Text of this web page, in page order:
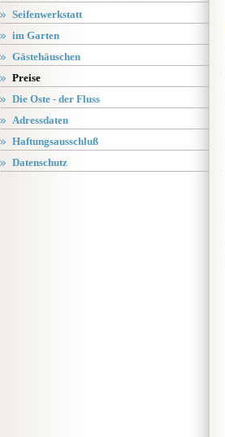
Seifenwerkstatt
im Garten
Gästehäuschen
Preise
Die Oste - der Fluss
Adressdaten
Haftungsausschluß
Datenschutz